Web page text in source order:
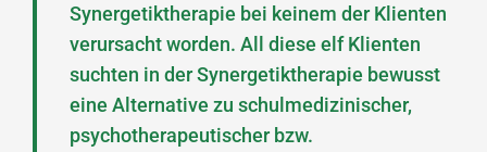
Synergetiktherapie bei keinem der Klienten
verursacht worden. All diese elf Klienten
suchten in der Synergetiktherapie bewusst
eine Alternative zu schulmedizinischer,
psychotherapeutischer bzw.